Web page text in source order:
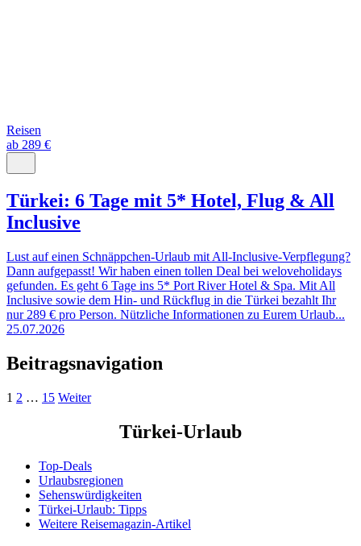
Reisen
ab 289 €
Türkei: 6 Tage mit 5* Hotel, Flug & All
Inclusive
Lust auf einen Schnäppchen-Urlaub mit All-Inclusive-Verpflegung?
Dann aufgepasst! Wir haben einen tollen Deal bei weloveholidays
gefunden. Es geht 6 Tage ins 5* Port River Hotel & Spa. Mit All
Inclusive sowie dem Hin- und Rückflug in die Türkei bezahlt Ihr
nur 289 € pro Person. Nützliche Informationen zu Eurem Urlaub...
25.07.2026
Beitragsnavigation
1 2 … 15 Weiter
Türkei-Urlaub
Top-Deals
Urlaubsregionen
Sehenswürdigkeiten
Türkei-Urlaub: Tipps
Weitere Reisemagazin-Artikel